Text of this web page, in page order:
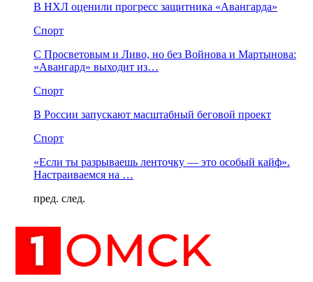
В НХЛ оценили прогресс защитника «Авангарда»
Спорт
С Просветовым и Ливо, но без Войнова и Мартынова:
«Авангард» выходит из…
Спорт
В России запускают масштабный беговой проект
Спорт
«Если ты разрываешь ленточку — это особый кайф».
Настраиваемся на …
пред. след.